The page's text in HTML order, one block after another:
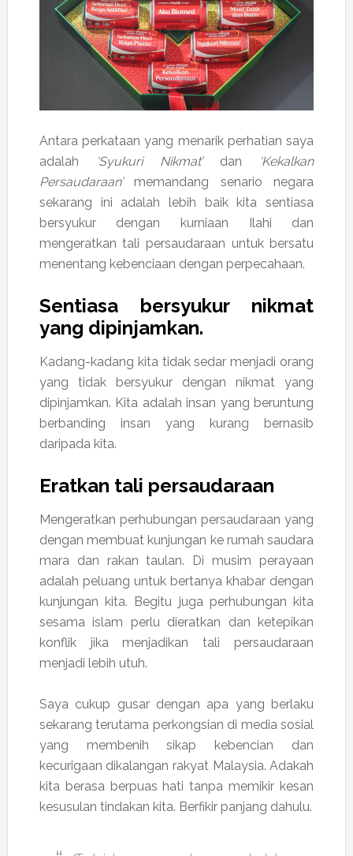
Antara perkataan yang menarik perhatian saya
adalah
‘Syukuri Nikmat’dan
‘Kekalkan
Persaudaraan’memandang senario negara
sekarang ini adalah lebih baik kita sentiasa
bersyukur dengan kurniaan Ilahi dan
mengeratkan tali persaudaraan untuk bersatu
menentang kebenciaan dengan perpecahaan.
Sentiasa bersyukur nikmat
yang dipinjamkan.
Kadang-kadang kita tidak sedar menjadi orang
yang tidak bersyukur dengan nikmat yang
dipinjamkan. Kita adalah insan yang beruntung
berbanding insan yang kurang bernasib
daripada kita.
Eratkan tali persaudaraan
Mengeratkan perhubungan persaudaraan yang
dengan membuat kunjungan ke rumah saudara
mara dan rakan taulan. Di musim perayaan
adalah peluang untuk bertanya khabar dengan
kunjungan kita. Begitu juga perhubungan kita
sesama islam perlu dieratkan dan ketepikan
konflik jika menjadikan tali persaudaraan
menjadi lebih utuh.
Saya cukup gusar dengan apa yang berlaku
sekarang terutama perkongsian di media sosial
yang membenih sikap kebencian dan
kecurigaan dikalangan rakyat Malaysia. Adakah
kita berasa berpuas hati tanpa memikir kesan
kesusulan tindakan kita. Berfikir panjang dahulu.